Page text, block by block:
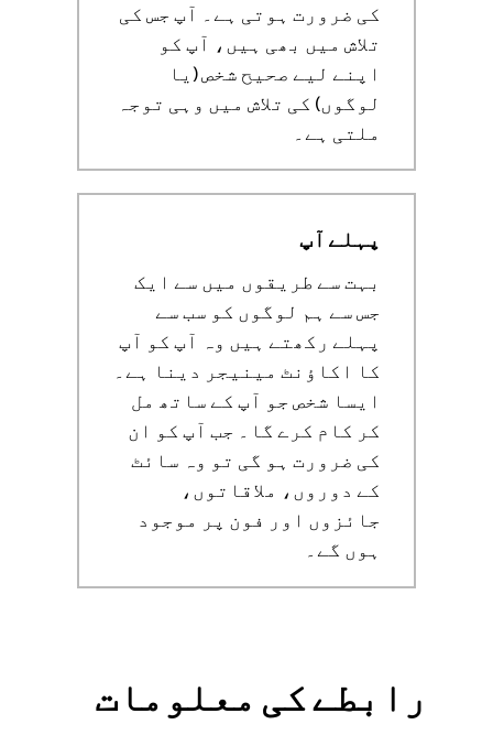
کی ضرورت ہوتی ہے۔ آپ جس کی
تلاش میں بھی ہیں، آپ کو
اپنے لیے صحیح شخص (یا
لوگوں) کی تلاش میں وہی توجہ
ملتی ہے۔
پہلے آپ
بہت سے طریقوں میں سے ایک
جس سے ہم لوگوں کو سب سے
پہلے رکھتے ہیں وہ آپ کو آپ
کا اکاؤنٹ مینیجر دینا ہے۔
ایسا شخص جو آپ کے ساتھ مل
کر کام کرے گا۔ جب آپ کو ان
کی ضرورت ہو گی تو وہ سائٹ
کے دوروں، ملاقاتوں،
جائزوں اور فون پر موجود
ہوں گے۔
رابطے کی معلومات